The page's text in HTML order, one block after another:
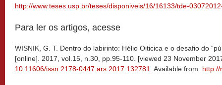
http://www.teses.usp.br/teses/disponiveis/16/16133/tde-
Para ler os artigos, acesse
WISNIK, G. T. Dentro do labirinto: Hélio Oiticica e o desafio do
[online]. 2017, vol.15, n.30, pp.95-110. [viewed 23 November
10.11606/issn.2178-0447.ars.2017.132781
. Available from: http://